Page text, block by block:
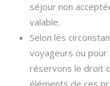
séjour non
valable.
Selon les
voyageurs ou
réservons le droit